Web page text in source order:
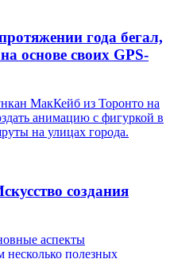
года бегал,
основе своих GPS-
МакКейб из Торонто на
анимацию с фигуркой в
на улицах города.
создания
аспекты
несколько полезных